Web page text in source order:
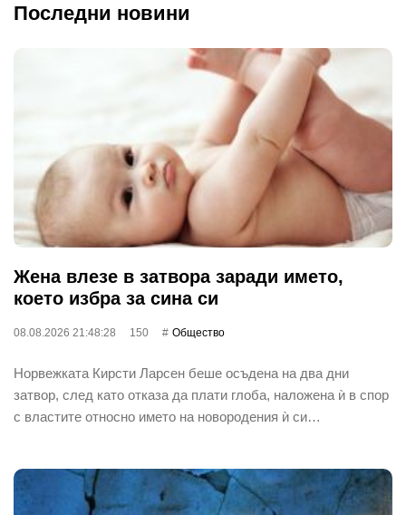
Последни новини
Жена влезе в затвора заради името,
което избра за сина си
08.08.2026 21:48:28 150 Общество
Норвежката Кирсти Ларсен беше осъдена на два дни
затвор, след като отказа да плати глоба, наложена ѝ в спор
с властите относно името на новородения ѝ си…